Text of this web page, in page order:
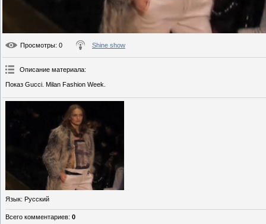
Просмотры: 0 Shine show
Описание материала:
Показ Gucci. Milan Fashion Week.
Язык: Русский
Всего комментариев: 0